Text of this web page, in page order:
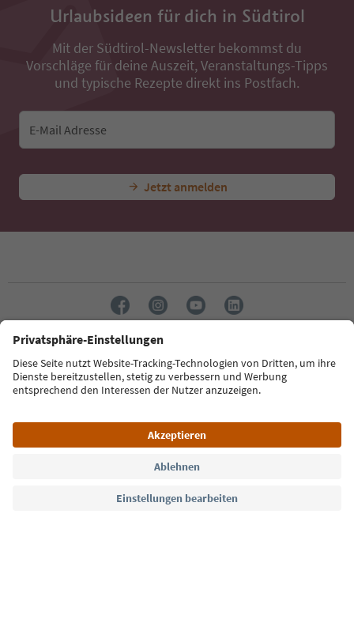
Urlaubsideen für dich in Südtirol
Mit der Südtirol-Newsletter bekommst du
Vorschläge für deine Auszeit, Veranstaltungs-Tipps
und typische Rezepte direkt ins Postfach.
E-Mail Adresse
Jetzt anmelden